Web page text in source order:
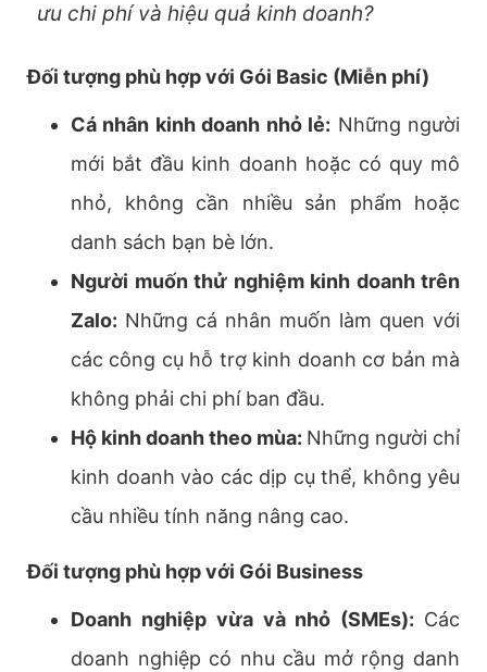
ưu chi phí và hiệu quả kinh doanh?
Đối tượng phù hợp với Gói Basic (Miễn phí)
Cá nhân kinh doanh nhỏ lẻ: Những người
mới bắt đầu kinh doanh hoặc có quy mô
nhỏ, không cần nhiều sản phẩm hoặc
danh sách bạn bè lớn.
Người muốn thử nghiệm kinh doanh trên
Zalo: Những cá nhân muốn làm quen với
các công cụ hỗ trợ kinh doanh cơ bản mà
không phải chi phí ban đầu.
Hộ kinh doanh theo mùa: Những người chỉ
kinh doanh vào các dịp cụ thể, không yêu
cầu nhiều tính năng nâng cao.
Đối tượng phù hợp với Gói Business
Doanh nghiệp vừa và nhỏ (SMEs): Các
doanh nghiệp có nhu cầu mở rộng danh